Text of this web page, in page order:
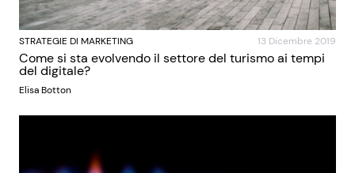
STRATEGIE DI MARKETING 13 Dicembre 2019
Come si sta evolvendo il settore del turismo ai tempi
del digitale?
Elisa Botton